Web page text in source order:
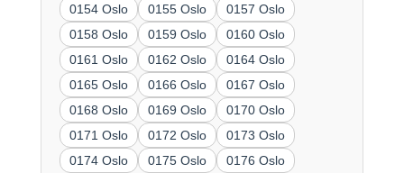
0154 Oslo
0155 Oslo
0157 Oslo
0158 Oslo
0159 Oslo
0160 Oslo
0161 Oslo
0162 Oslo
0164 Oslo
0165 Oslo
0166 Oslo
0167 Oslo
0168 Oslo
0169 Oslo
0170 Oslo
0171 Oslo
0172 Oslo
0173 Oslo
0174 Oslo
0175 Oslo
0176 Oslo